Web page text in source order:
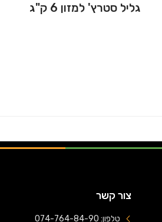
גליל סטרץ' למזון 6 ק"ג
צור קשר
טלפון: 074-764-84-90